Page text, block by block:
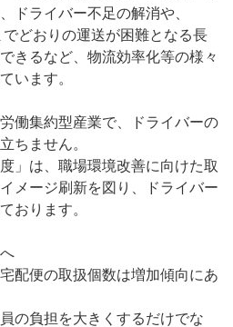
ドライバー不足の解消や、
どおりの運送が困難となる長
きるなど、物流効率化等の様々
います。
働集約型産業で、ドライバーの
ちません。
」は、職場環境改善に向けた取
メージ刷新を図り、ドライバー
おります。
配便の取扱個数は増加傾向にあ
の負担を大きくするだけでな